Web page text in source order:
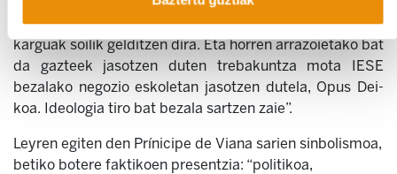
espekulatzaileak eta multinazional handietako goi
karguak soilik gelditzen dira. Eta horren arrazoietako bat
da gazteek jasotzen duten trebakuntza mota IESE
bezalako negozio eskoletan jasotzen dutela, Opus Dei-
koa. Ideologia tiro bat bezala sartzen zaie”.
Leyren egiten den Prínicipe de Viana sarien sinbolismoa,
betiko botere faktikoen presentzia: “politikoa,